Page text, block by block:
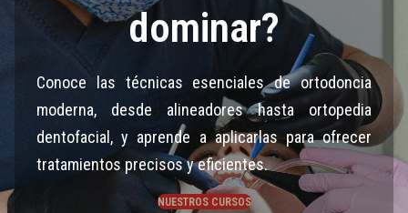
dominar?
Conoce las técnicas esenciales de ortodoncia
moderna, desde alineadores hasta ortopedia
dentofacial, y aprende a aplicarlas para ofrecer
tratamientos precisos y eficientes.
NUESTROS CURSOS